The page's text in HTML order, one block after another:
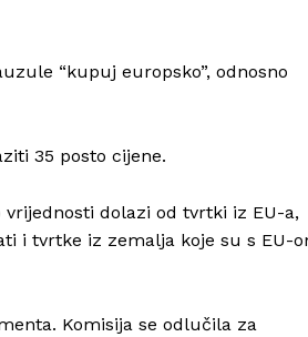
Info
O nama
“kupuj europsko”, odnosno
35 posto cijene.
dolazi od tvrtki iz EU-a,
i tvrtke iz zemalja koje su s EU-
Komisija se odlučila za